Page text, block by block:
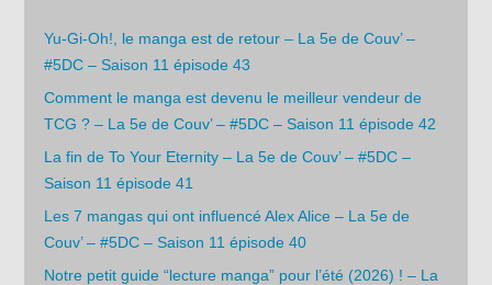
Yu-Gi-Oh!, le manga est de retour – La 5e de Couv’ –
#5DC – Saison 11 épisode 43
Comment le manga est devenu le meilleur vendeur de
TCG ? – La 5e de Couv’ – #5DC – Saison 11 épisode 42
La fin de To Your Eternity – La 5e de Couv’ – #5DC –
Saison 11 épisode 41
Les 7 mangas qui ont influencé Alex Alice – La 5e de
Couv’ – #5DC – Saison 11 épisode 40
Notre petit guide “lecture manga” pour l’été (2026) ! – La